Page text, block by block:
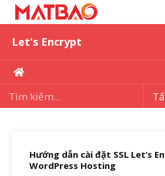
Let's Encrypt
Hướng dẫn cài đặt SSL Let’s
WordPress Hosting